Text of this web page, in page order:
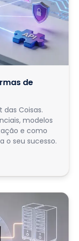
de
Coisas.
modelos
e como
o seu sucesso.